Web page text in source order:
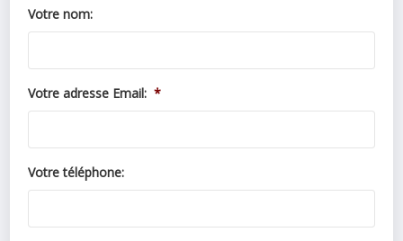
Votre nom:
Votre adresse Email: *
Votre téléphone: